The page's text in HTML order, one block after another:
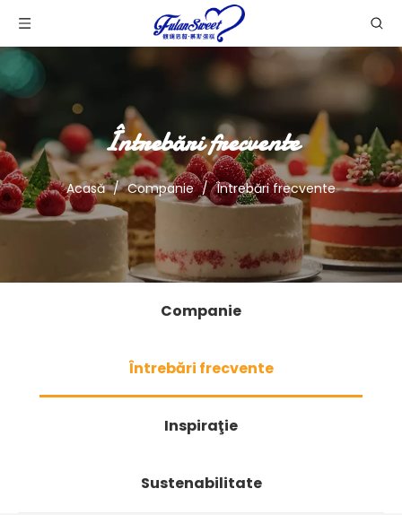
Întrebări frecvente
Acasă / Companie / Întrebări frecvente
Companie
Întrebări frecvente
Inspiraţie
Sustenabilitate